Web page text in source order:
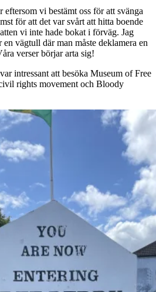
vi bestämt oss för att svänga
för att det var svårt att hitta boende
vi inte hade bokat i förväg. Jag
vägtull där man måste deklamera en
verser börjar arta sig!
intressant att besöka Museum of Free
rights movement och Bloody